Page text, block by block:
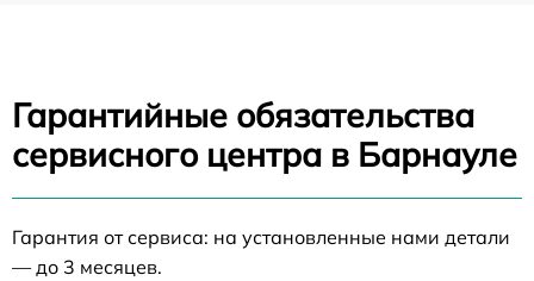
Гарантийные обязательства
сервисного центра в Барнауле
Гарантия от сервиса: на установленные нами детали
— до 3 месяцев.